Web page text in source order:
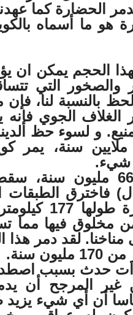
الحضارة كما
هو ما أسماه
الحجم يمكن ان
والصخور التي
بالنسبة لنا،
الغلاف الجوي
و لسوء حظ
سنة، يمر
شيء.
(6 أميال) فاخترق
من مخلوق فيها
لقد دمر هذا
سنة.
حدث بسبب
المرجح أن